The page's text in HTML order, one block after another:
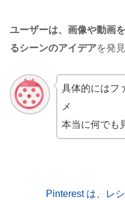
ユーザーは、画像や動画
るシーンのアイデアを発
具体的にはフ
メ
本当に何でも
Pinterest は、レ